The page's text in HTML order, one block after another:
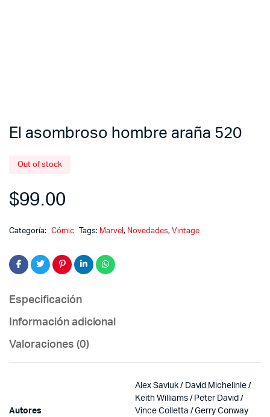
El asombroso hombre araña 520
Out of stock
$99.00
Categoría: Cómic Tags: Marvel, Novedades, Vintage
Especificación
Información adicional
Valoraciones (0)
Autores
Alex Saviuk / David Michelinie /
Keith Williams / Peter David /
Vince Colletta / Gerry Conway